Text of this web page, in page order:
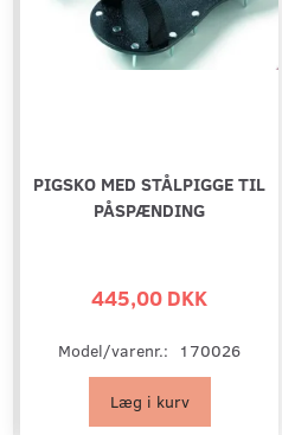
PIGSKO MED STÅLPIGGE TIL
PÅSPÆNDING
445,00 DKK
Model/varenr.: 170026
Læg i kurv